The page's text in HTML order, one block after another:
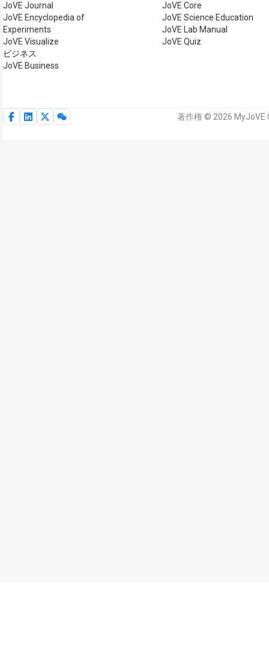
JoVE Journal
JoVE Encyclopedia of
Experiments
JoVE Visualize
ビジネス
JoVE Business
JoVE Core
JoVE Science Education
JoVE Lab Manual
JoVE Quiz
著作権 © 2026 MyJoVE